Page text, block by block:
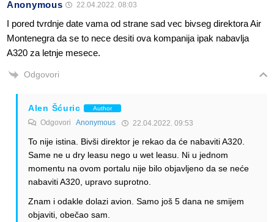
Anonymous 22.04.2022. 08:03
I pored tvrdnje date vama od strane sad vec bivseg direktora Air
Montenegra da se to nece desiti ova kompanija ipak nabavlja
A320 za letnje mesece.
Odgovori
Alen Šćuric Author
Odgovori Anonymous 22.04.2022. 09:53
To nije istina. Bivši direktor je rekao da će nabaviti A320.
Same ne u dry leasu nego u wet leasu. Ni u jednom
momentu na ovom portalu nije bilo objavljeno da se neće
nabaviti A320, upravo suprotno.
Znam i odakle dolazi avion. Samo još 5 dana ne smijem
objaviti, obečao sam.